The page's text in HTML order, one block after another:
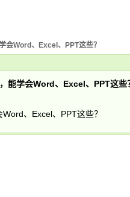
会Word、Excel、PPT这些？
能学会Word、Excel、PPT这些
、Excel、PPT这些？